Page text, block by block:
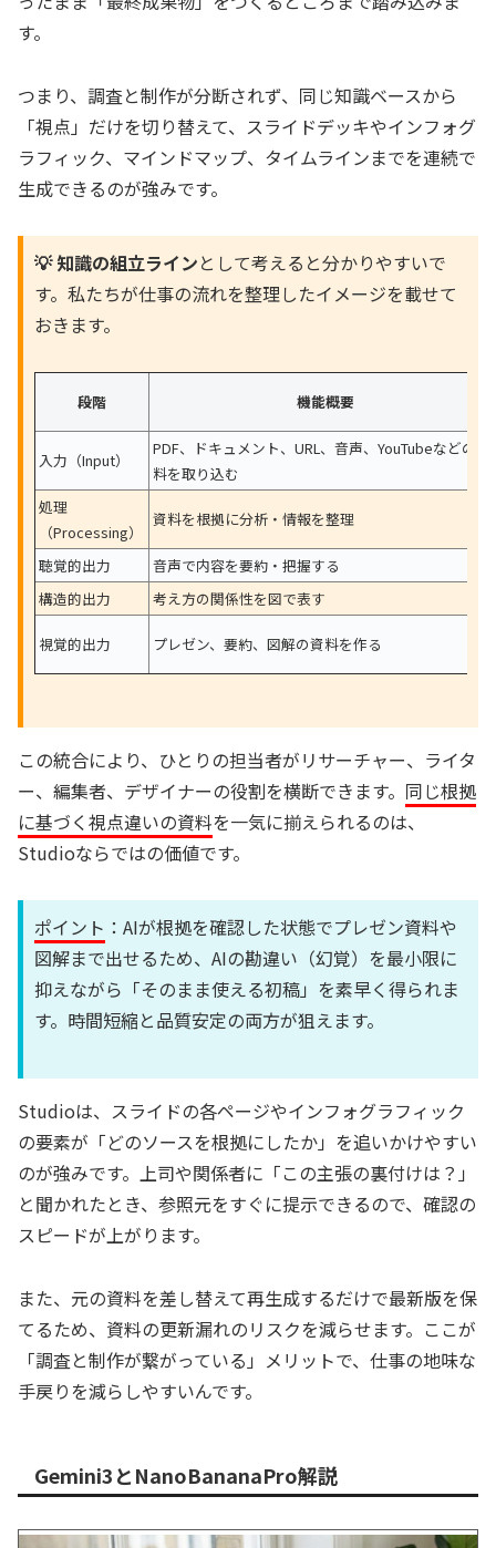
す。
つまり、調査と制作が分断されず、同じ知識ベースから
「視点」だけを切り替えて、スライドデッキやインフォグ
ラフィック、マインドマップ、タイムラインまでを連続で
生成できるのが強みです。
💡 知識の組立ラインとして考えると分かりやすいで
す。私たちが仕事の流れを整理したイメージを載せて
おきます。
段階 機能概要
入力（Input）
PDF、ドキュメント、URL、音声、YouTubeなどの資
料を取り込む
処理
（Processing）
資料を根拠に分析・情報を整理
聴覚的出力
音声で内容を要約・把握する
構造的出力
考え方の関係性を図で表す
視覚的出力 プレゼン、要約、図解の資料を作る
この統合により、ひとりの担当者がリサーチャー、ライタ
ー、編集者、デザイナーの役割を横断できます。 同じ根拠
に基づく視点違いの資料を一気に揃えられるのは、
Studioならではの価値です。
ポイント ：AIが根拠を確認した状態でプレゼン資料や
図解まで出せるため、AIの勘違い（幻覚）を最小限に
抑えながら「そのまま使える初稿」を素早く得られま
す。時間短縮と品質安定の両方が狙えます。
Studioは、スライドの各ページやインフォグラフィック
の要素が「どのソースを根拠にしたか」を追いかけやすい
のが強みです。上司や関係者に「この主張の裏付けは？」
と聞かれたとき、参照元をすぐに提示できるので、確認の
スピードが上がります。
また、元の資料を差し替えて再生成するだけで最新版を保
てるため、資料の更新漏れのリスクを減らせます。ここが
「調査と制作が繋がっている」メリットで、仕事の地味な
手戻りを減らしやすいんです。
Gemini3とNanoBananaPro解説